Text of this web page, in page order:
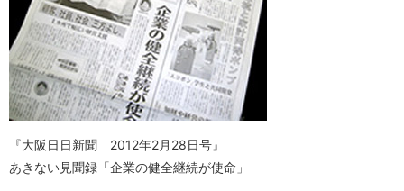
『大阪日日新聞 2012年2月28日号』
あきない見聞録「企業の健全継続が使命」